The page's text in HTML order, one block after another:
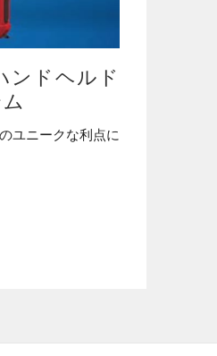
ンドヘルド
ユニークな利点に